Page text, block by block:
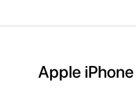
Apple